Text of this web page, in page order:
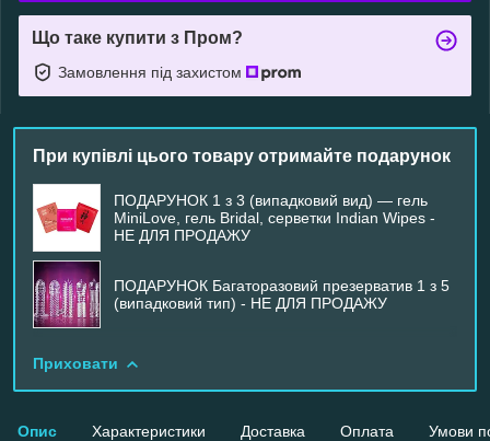
Що таке купити з Пром?
Замовлення під захистом
При купівлі цього товару отримайте подарунок
ПОДАРУНОК 1 з 3 (випадковий вид) — гель
MiniLove, гель Bridal, серветки Indian Wipes -
НЕ ДЛЯ ПРОДАЖУ
ПОДАРУНОК Багаторазовий презерватив 1 з 5
(випадковий тип) - НЕ ДЛЯ ПРОДАЖУ
Приховати
Опис Характеристики Доставка Оплата Умови